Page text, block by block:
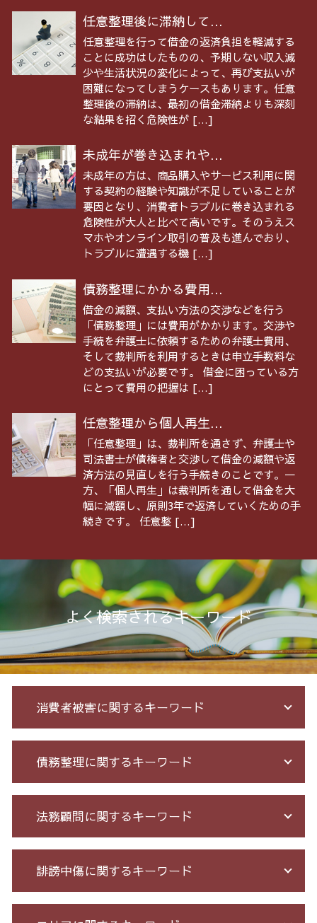
任意整理後に滞納して...
任意整理を行って借金の返済負担を軽減する
ことに成功はしたものの、予期しない収入減
少や生活状況の変化によって、再び支払いが
困難になってしまうケースもあります。任意
整理後の滞納は、最初の借金滞納よりも深刻
な結果を招く危険性が […]
未成年が巻き込まれや...
未成年の方は、商品購入やサービス利用に関
する契約の経験や知識が不足していることが
要因となり、消費者トラブルに巻き込まれる
危険性が大人と比べて高いです。そのうえス
マホやオンライン取引の普及も進んでおり、
トラブルに遭遇する機 […]
債務整理にかかる費用...
借金の減額、支払い方法の交渉などを行う
「債務整理」には費用がかかります。交渉や
手続を弁護士に依頼するための弁護士費用、
そして裁判所を利用するときは申立手数料な
どの支払いが必要です。 借金に困っている方
にとって費用の把握は […]
任意整理から個人再生...
「任意整理」は、裁判所を通さず、弁護士や
司法書士が債権者と交渉して借金の減額や返
済方法の見直しを行う手続きのことです。一
方、「個人再生」は裁判所を通して借金を大
幅に減額し、原則3年で返済していくための手
続きです。 任意整 […]
よく検索されるキーワード
消費者被害に関するキーワード
サクラ サイト 詐欺
詐欺 被害 お金 戻っ て くる
オレオレ 詐欺 警察
先物取引 詐欺
アマゾン 詐欺 被害
サクラ 詐欺 返金
先物 取引 詐欺
詐欺 民事
債務整理に関するキーワード
個人再生 債務整理 メリット
特定調停 とは
借金 個人再生 条件
過払い 利息
債務整理 和解 成立
法務顧問に関するキーワード
契約 書 リーガル チェック
顧問 弁護士 メリット
誹謗中傷に関するキーワード